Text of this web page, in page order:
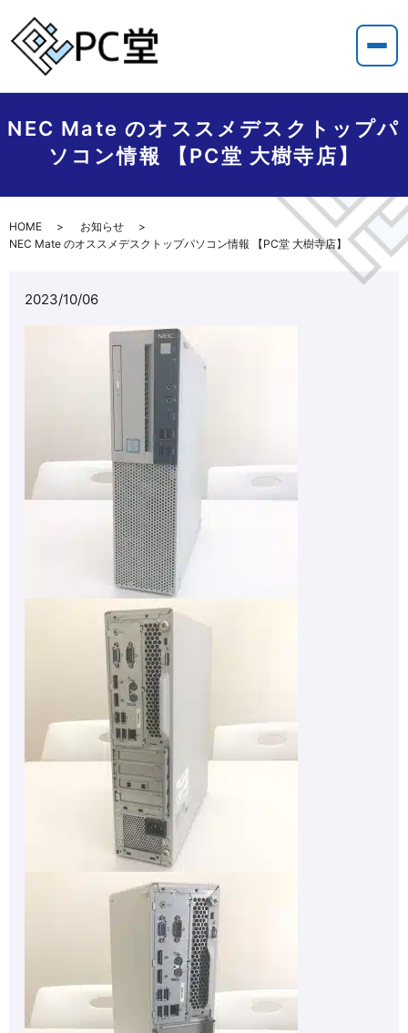
NEC Mate のオススメデスクトップパ
ソコン情報 【PC堂 大樹寺店】
HOME
お知らせ
NEC Mate のオススメデスクトップパソコン情報 【PC堂 大樹寺店】
2023/10/06